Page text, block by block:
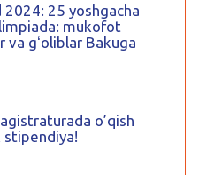
25 yoshgacha
mukofot
va gʻoliblar Bakuga
o’qish
stipendiya!